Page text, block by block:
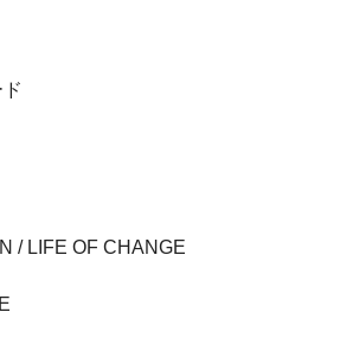
/ LIFE OF CHANGE